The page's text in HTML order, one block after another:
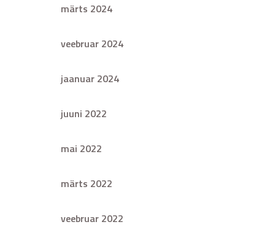
märts 2024
veebruar 2024
jaanuar 2024
juuni 2022
mai 2022
märts 2022
veebruar 2022